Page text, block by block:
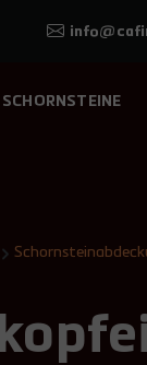
SCHORNSTEINE